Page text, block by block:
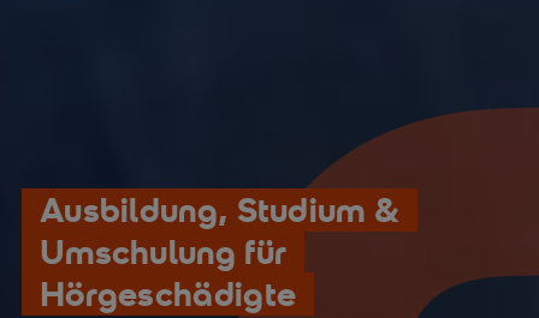
Ausbildung, Studium &
Umschulung für
Hörgeschädigte